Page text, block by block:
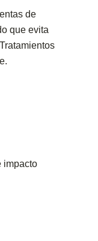
de
que evita
impacto